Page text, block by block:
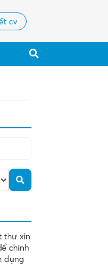
cv
thư xin
chinh
dụng